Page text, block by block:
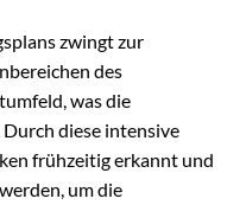
zwingt zur
des
was die
diese intensive
frühzeitig erkannt und
um die